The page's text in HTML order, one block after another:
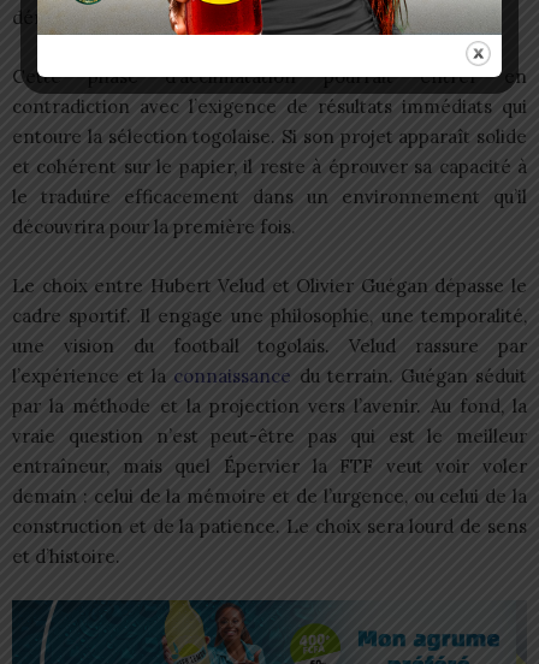
démontrer.
Cette phase d’acclimatation pourrait entrer en
contradiction avec l’exigence de résultats immédiats qui
entoure la sélection togolaise. Si son projet apparaît solide
et cohérent sur le papier, il reste à éprouver sa capacité à
le traduire efficacement dans un environnement qu’il
découvrira pour la première fois.
Le choix entre Hubert Velud et Olivier Guégan dépasse le
cadre sportif. Il engage une philosophie, une temporalité,
une vision du football togolais. Velud rassure par
l’expérience et la connaissance du terrain. Guégan séduit
par la méthode et la projection vers l’avenir. Au fond, la
vraie question n’est peut-être pas qui est le meilleur
entraîneur, mais quel Épervier la FTF veut voir voler
demain : celui de la mémoire et de l’urgence, ou celui de la
construction et de la patience. Le choix sera lourd de sens
et d’histoire.